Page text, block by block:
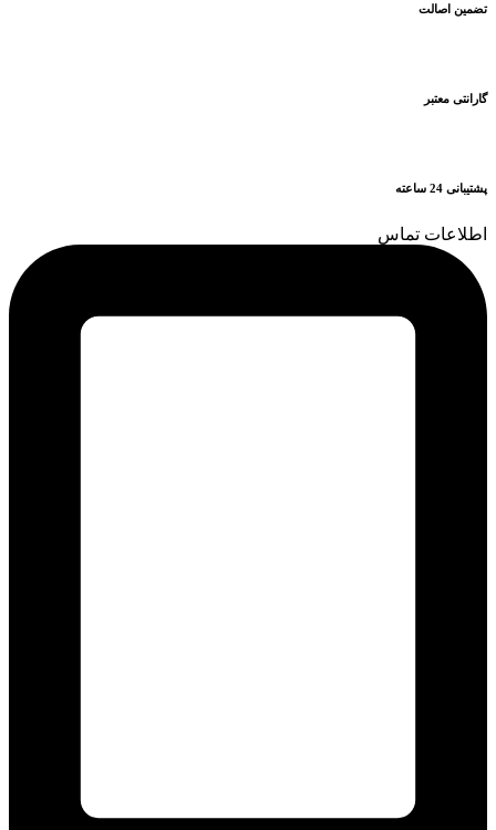
تضمین اصالت
گارانتی معتبر
پشتیبانی 24 ساعته
اطلاعات تماس